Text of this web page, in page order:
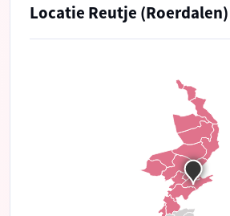
Locatie Reutje (Roerdalen)